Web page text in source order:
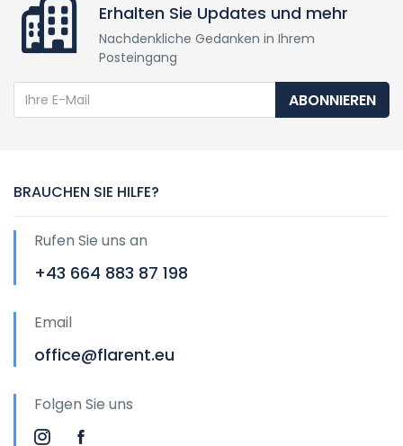
Erhalten Sie Updates und mehr
Nachdenkliche Gedanken in Ihrem
Posteingang
ABONNIEREN
BRAUCHEN SIE HILFE?
Rufen Sie uns an
+43 664 883 87 198
Email
office@flarent.eu
Folgen Sie uns